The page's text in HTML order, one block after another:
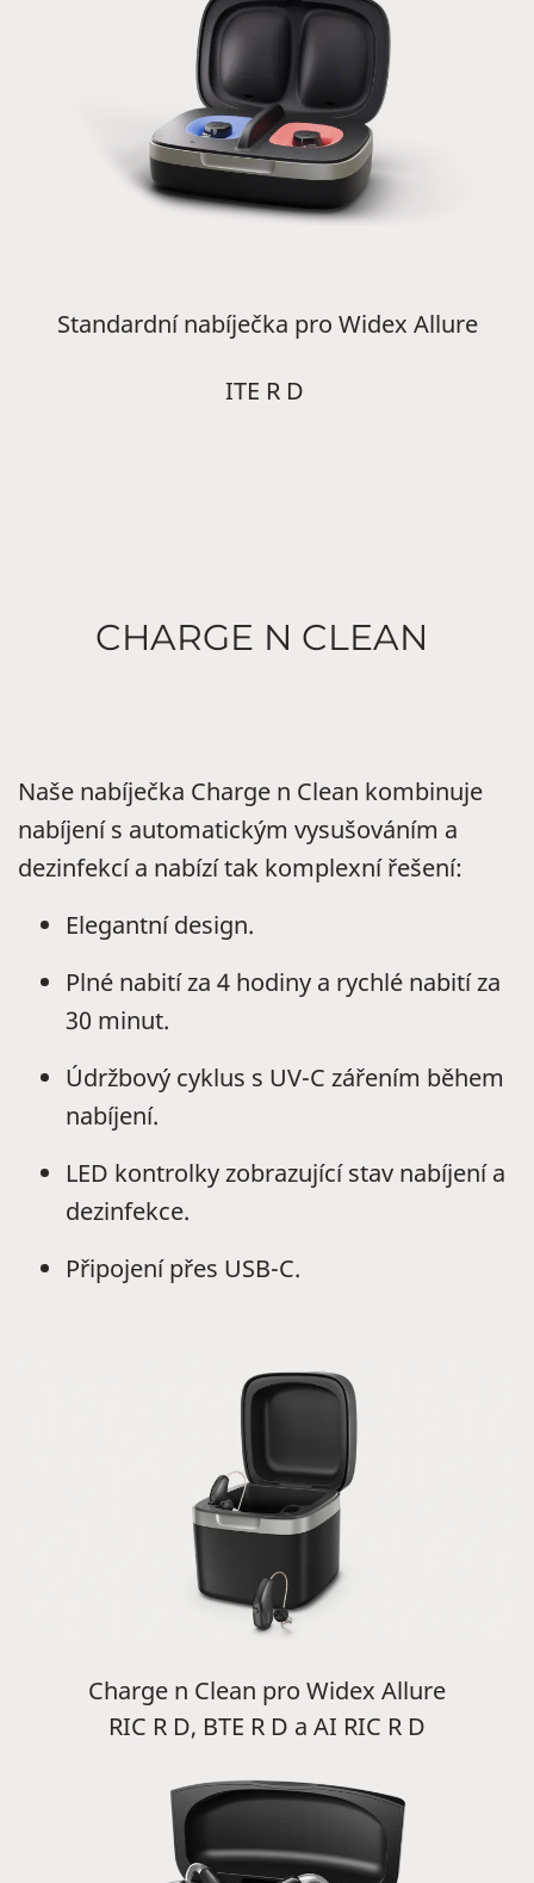
Standardní nabíječka pro Widex Allure
ITE R D
CHARGE N CLEAN
Naše nabíječka Charge n Clean kombinuje
nabíjení s automatickým vysušováním a
dezinfekcí a nabízí tak komplexní řešení:
Elegantní design.
Plné nabití za 4 hodiny a rychlé nabití za
30 minut.
Údržbový cyklus s UV-C zářením během
nabíjení.
LED kontrolky zobrazující stav nabíjení a
dezinfekce.
Připojení přes USB-C.
Charge n Clean pro Widex Allure
RIC R D, BTE R D a AI RIC R D